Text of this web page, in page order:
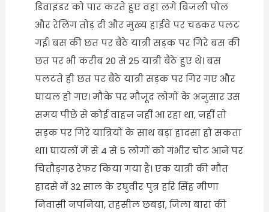
डिवाइडर को पार करते हुए वहां लगे बिजली पोल
और रेलिंग तोड़ दी और मुख्य हाईवे पर चढ़कर पलट
गई। बस की छत पर बैठे यात्री सड़क पर गिरे बस की
छत पर भी करीब 20 से 25 यात्री बैठे हुए थे। बस
पलटते ही छत पर बैठे यात्री सड़क पर गिर गए और
घायल हो गए। मौके पर मौजूद लोगों के अनुसार उस
समय पीछे से कोई वाहन नहीं आ रहा था, नहीं तो
सड़क पर गिरे यात्रियों के साथ बड़ा हादसा हो सकता
था। घायलों में से 4 से 5 लोगों को गंभीर चोट आने पर
चित्तौड़गढ़ रेफर किया गया है। एक यात्री की मौत
हादसे में 32 साल के रघुवीर पुत्र हरि सिंह मीणा
निवासी नपनिया, तहसील छबड़ा, जिला बारां की